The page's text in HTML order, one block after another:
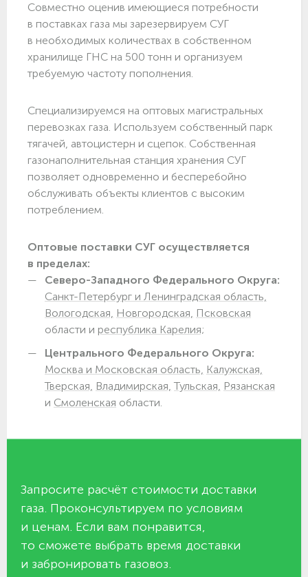
Совместно оценив имеющиеся потребности
в поставках газа мы зарезервируем СУГ
в необходимых количествах в собственном
хранилище ГНС на 500 тонн и организуем
требуемую частоту пополнения.
Специализируемся на оптовых магистральных
перевозках газа. Используем собственный парк
тягачей, автоцистерн и сцепок. Собственная
газонаполнительная станция хранения СУГ
позволяет одновременно и бесперебойно
обслуживать объекты клиентов с высоким
потреблением.
Оптовые поставки СУГ осуществляется
в пределах:
Северо-Западного Федерального Округа:
Санкт-Петербург и Ленинградская область,
Вологодская, Новгородская, Псковская
области и республика Карелия;
Центрального Федерального Округа:
Москва и Московская область, Калужская,
Тверская, Владимирская, Тульская, Рязанская
и Смоленская области.
Запросите расчёт стоимости доставки
газа. Проконсультируем по условиям
и ценам. Если вам понравится,
то сможете выбрать время доставки
и забронировать газовоз.